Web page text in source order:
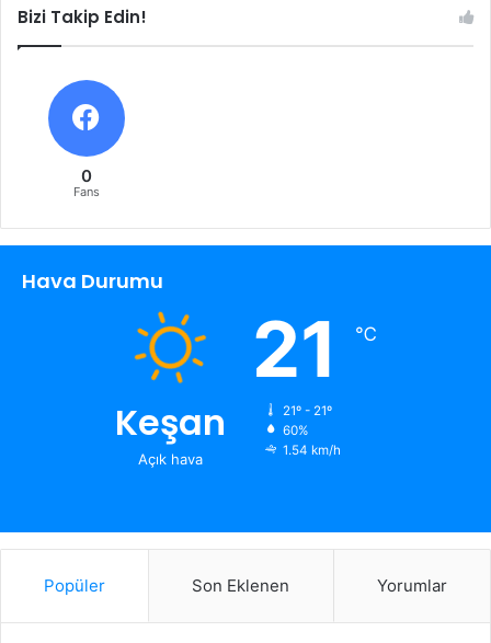
Bizi Takip Edin!
0
Fans
Hava Durumu
Keşan
Açık hava
21 ℃
21º - 21º
60%
1.54 km/h
Popüler Son Eklenen Yorumlar